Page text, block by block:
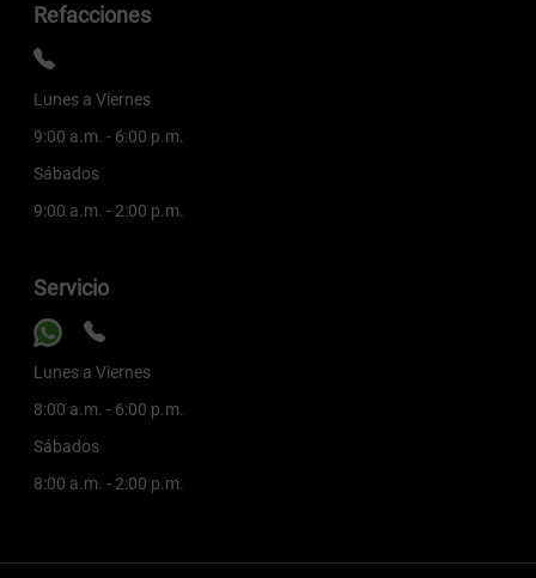
Refacciones
Lunes a Viernes
9:00 a.m. - 6:00 p.m.
Sábados
9:00 a.m. - 2:00 p.m.
Servicio
Lunes a Viernes
8:00 a.m. - 6:00 p.m.
Sábados
8:00 a.m. - 2:00 p.m.